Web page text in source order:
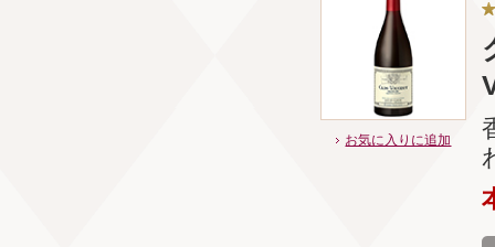
お気に入りに追加